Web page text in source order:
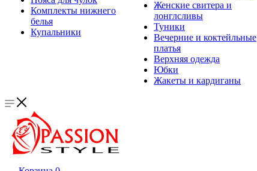
Комплекты нижнего
белья
Купальники
Женские свитера и
лонглсливы
Туники
Вечерние и коктейльные
платья
Верхняя одежда
Юбки
Жакеты и кардиганы